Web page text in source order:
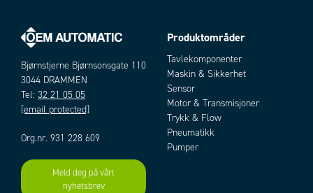
Bjørnstjerne Bjørnsonsgate 110
3044 DRAMMEN
Tel: 32 21 05 05
[email protected]
Org.nr. 931 228 609
Meld deg på vårt
nyhetsbrev
Produktområder
Tavlekomponenter
Maskin & Sikkerhet
Sensor
Motor & Transmisjoner
Trykk & Flow
Pneumatikk
Pumper